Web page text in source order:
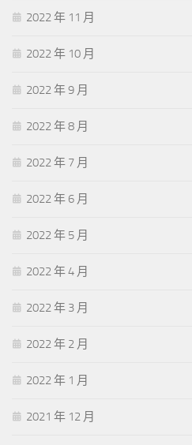
2022 年 11 月
2022 年 10 月
2022 年 9 月
2022 年 8 月
2022 年 7 月
2022 年 6 月
2022 年 5 月
2022 年 4 月
2022 年 3 月
2022 年 2 月
2022 年 1 月
2021 年 12 月